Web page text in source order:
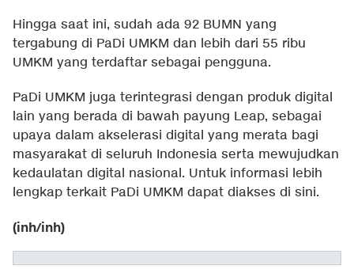
Hingga saat ini, sudah ada 92 BUMN yang
tergabung di PaDi UMKM dan lebih dari 55 ribu
UMKM yang terdaftar sebagai pengguna.
PaDi UMKM juga terintegrasi dengan produk digital
lain yang berada di bawah payung Leap, sebagai
upaya dalam akselerasi digital yang merata bagi
masyarakat di seluruh Indonesia serta mewujudkan
kedaulatan digital nasional. Untuk informasi lebih
lengkap terkait PaDi UMKM dapat diakses di sini.
(inh/inh)